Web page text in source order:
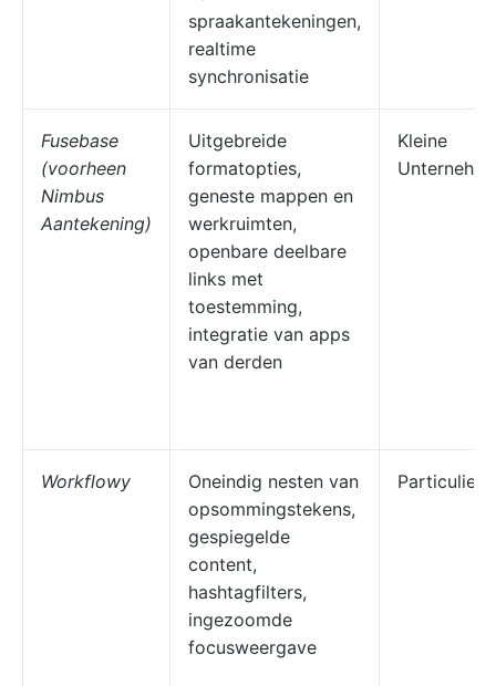
spraakantekeningen,
realtime
synchronisatie
Fusebase
(voorheen
Nimbus
Aantekening)
Uitgebreide
formatopties,
geneste mappen en
werkruimten,
openbare deelbare
links met
toestemming,
integratie van apps
van derden
Kleine
Workflowy
Oneindig nesten van
opsommingstekens,
gespiegelde
content,
hashtagfilters,
ingezoomde
focusweergave